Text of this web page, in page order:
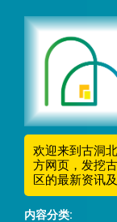
欢迎来到古洞
方网页，发挖
区的最新资讯及
内容分类: